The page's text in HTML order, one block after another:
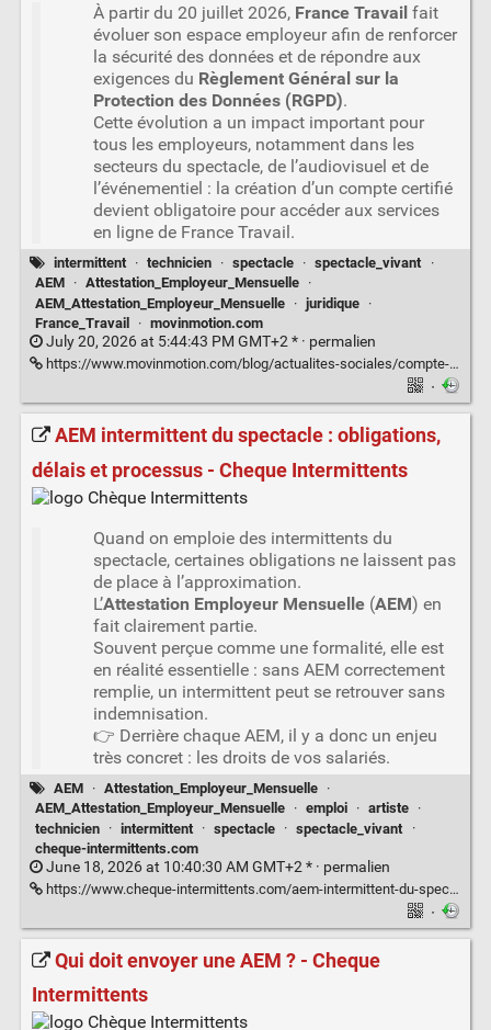
À partir du 20 juillet 2026, France Travailfait
évoluer son espace employeur afin de renforcer
la sécurité des données et de répondre aux
exigences du Règlement Général sur la
Protection des Données (RGPD).
Cette évolution a un impact important pour
tous les employeurs, notamment dans les
secteurs du spectacle, de l’audiovisuel et de
l’événementiel : la création d’un compte certifié
devient obligatoire pour accéder aux services
en ligne de France Travail.
intermittent · technicien · spectacle · spectacle_vivant
·
AEM
· Attestation_Employeur_Mensuelle
·
AEM_Attestation_Employeur_Mensuelle
· juridique
·
France_Travail
· movinmotion.com
July 20, 2026 at 5:44:43 PM GMT+2 * · permalien
https://www.movinmotion.com/blog/actualites-sociales/compte-certifie-france-travail/
·
AEM intermittent du spectacle : obligations,
délais et processus - Cheque Intermittents
Quand on emploie des intermittents du
spectacle, certaines obligations ne laissent pas
de place à l’approximation.
L’Attestation Employeur Mensuelle(AEM) en
fait clairement partie.
Souvent perçue comme une formalité, elle est
en réalité essentielle : sans AEM correctement
remplie, un intermittent peut se retrouver sans
indemnisation.
👉 Derrière chaque AEM, il y a donc un enjeu
très concret : les droits de vos salariés.
AEM · Attestation_Employeur_Mensuelle
·
AEM_Attestation_Employeur_Mensuelle
· emploi · artiste ·
technicien
· intermittent · spectacle · spectacle_vivant
·
cheque-intermittents.com
June 18, 2026 at 10:40:30 AM GMT+2 * · permalien
https://www.cheque-intermittents.com/aem-intermittent-du-spectacle/
·
Qui doit envoyer une AEM ? - Cheque
Intermittents